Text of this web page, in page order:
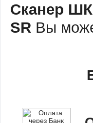
Сканер ШК
SR Вы